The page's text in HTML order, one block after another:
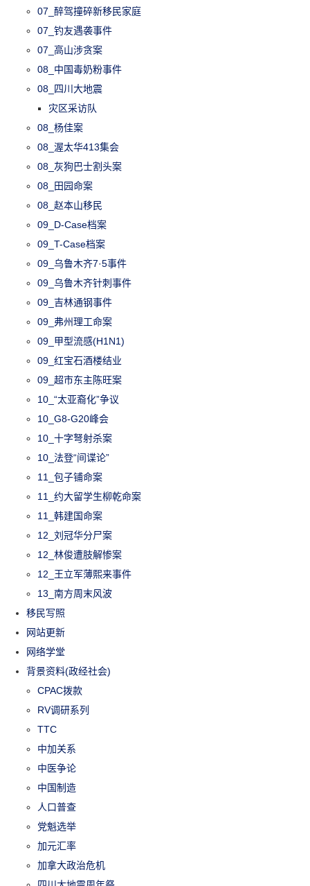
07_醉驾撞碎新移民家庭
07_钓友遇袭事件
07_高山涉贪案
08_中国毒奶粉事件
08_四川大地震
灾区采访队
08_杨佳案
08_渥太华413集会
08_灰狗巴士割头案
08_田园命案
08_赵本山移民
09_D-Case档案
09_T-Case档案
09_乌鲁木齐7·5事件
09_乌鲁木齐针刺事件
09_吉林通钢事件
09_弗州理工命案
09_甲型流感(H1N1)
09_红宝石酒楼结业
09_超市东主陈旺案
10_“太亚裔化”争议
10_G8-G20峰会
10_十字弩射杀案
10_法登“间谍论”
11_包子铺命案
11_约大留学生柳乾命案
11_韩建国命案
12_刘冠华分尸案
12_林俊遭肢解惨案
12_王立军薄熙来事件
13_南方周末风波
移民写照
网站更新
网络学堂
背景资料(政经社会)
CPAC拨款
RV调研系列
TTC
中加关系
中医争论
中国制造
人口普查
党魁选举
加元汇率
加拿大政治危机